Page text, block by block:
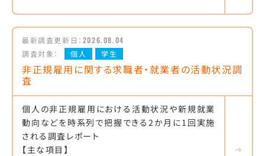
最新調査更新日： 2026.08.04
調査対象：
個人 学生
非正規雇用に関する求職者・就業者の活動状況調
査
個人の非正規雇用における活動状況や新規就業
動向などを時系列で把握できる2か月に1回実施
される調査レポート
【主な項目】